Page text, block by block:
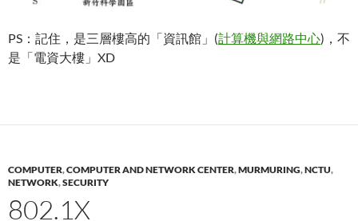
PS：記住，是三層樓高的「資訊館」(計算機與網路中心)，不
是「電資大樓」XD
COMPUTER,COMPUTER AND NETWORK CENTER,MURMURING,NCTU,
NETWORK,SECURITY
802.1X